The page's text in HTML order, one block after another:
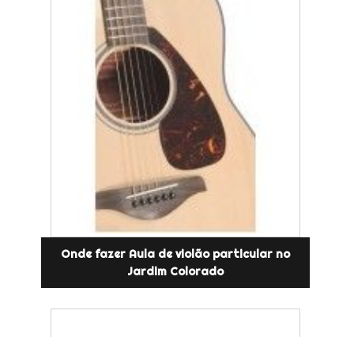
Onde fazer Aula de violão particular no
Jardim Colorado